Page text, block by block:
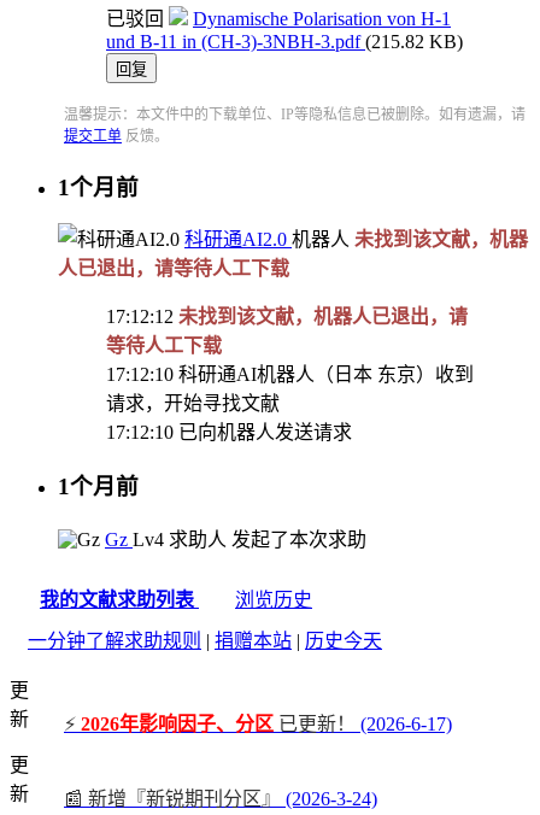
已驳回
Dynamische Polarisation von H-1
und B-11 in (CH-3)-3NBH-3.pdf(215.82 KB)
回复
温馨提示：本文件中的下载单位、IP等隐私信息已被删除。如有遗漏，请
提交工单 反馈。
1个月前
科研通AI2.0 机器人 未找到该文献，机器
人已退出，请等待人工下载
17:12:12 未找到该文献，机器人已退出，请
等待人工下载
17:12:10 科研通AI机器人（日本 东京）收到
请求，开始寻找文献
17:12:10 已向机器人发送请求
1个月前
Gz Lv4 求助人 发起了本次求助
我的文献求助列表
浏览历史
一分钟了解求助规则 | 捐赠本站 | 历史今天
更
新
⚡ 2026年影响因子、分区 已更新！
(2026-6-17)
更
新
📰 新增『新锐期刊分区』
(2026-3-24)